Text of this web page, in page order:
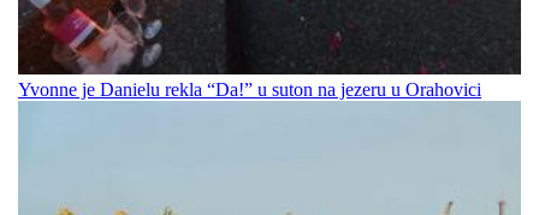
Yvonne je Danielu rekla “Da!” u suton na jezeru u Orahovici